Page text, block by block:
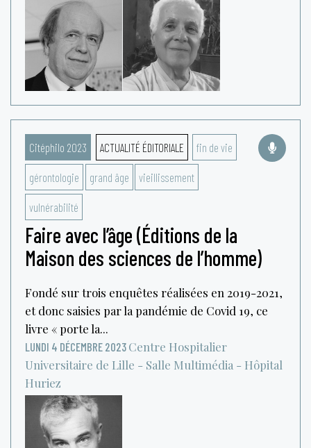
Citéphilo 2023 ACTUALITÉ ÉDITORIALE fin de vie
gérontologie grand âge vieillissement
vulnérabilité
Faire avec l’âge (Éditions de la
Maison des sciences de l’homme)
Fondé sur trois enquêtes réalisées en 2019-2021,
et donc saisies par la pandémie de Covid 19, ce
livre « porte la...
LUNDI 4 DÉCEMBRE 2023 Centre Hospitalier
Universitaire de Lille - Salle Multimédia - Hôpital
Huriez